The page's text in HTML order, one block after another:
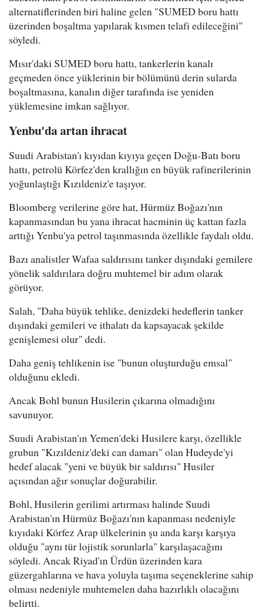
alternatiflerinden biri haline gelen "SUMED boru hattı
üzerinden boşaltma yapılarak kısmen telafi edileceğini"
söyledi.
Mısır'daki SUMED boru hattı, tankerlerin kanalı
geçmeden önce yüklerinin bir bölümünü derin sularda
boşaltmasına, kanalın diğer tarafında ise yeniden
yüklemesine imkan sağlıyor.
Yenbu'da artan ihracat
Suudi Arabistan'ı kıyıdan kıyıya geçen Doğu-Batı boru
hattı, petrolü Körfez'den krallığın en büyük rafinerilerinin
yoğunlaştığı Kızıldeniz'e taşıyor.
Bloomberg verilerine göre hat, Hürmüz Boğazı'nın
kapanmasından bu yana ihracat hacminin üç kattan fazla
arttığı Yenbu'ya petrol taşınmasında özellikle faydalı oldu.
Bazı analistler Wafaa saldırısını tanker dışındaki gemilere
yönelik saldırılara doğru muhtemel bir adım olarak
görüyor.
Salah, "Daha büyük tehlike, denizdeki hedeflerin tanker
dışındaki gemileri ve ithalatı da kapsayacak şekilde
genişlemesi olur" dedi.
Daha geniş tehlikenin ise "bunun oluşturduğu emsal"
olduğunu ekledi.
Ancak Bohl bunun Husilerin çıkarına olmadığını
savunuyor.
Suudi Arabistan'ın Yemen'deki Husilere karşı, özellikle
grubun "Kızıldeniz'deki can damarı" olan Hudeyde'yi
hedef alacak "yeni ve büyük bir saldırısı" Husiler
açısından ağır sonuçlar doğurabilir.
Bohl, Husilerin gerilimi artırması halinde Suudi
Arabistan'ın Hürmüz Boğazı'nın kapanması nedeniyle
kıyıdaki Körfez Arap ülkelerinin şu anda karşı karşıya
olduğu "aynı tür lojistik sorunlarla" karşılaşacağını
söyledi. Ancak Riyad'ın Ürdün üzerinden kara
güzergahlarına ve hava yoluyla taşıma seçeneklerine sahip
olması nedeniyle muhtemelen daha hazırlıklı olacağını
belirtti.